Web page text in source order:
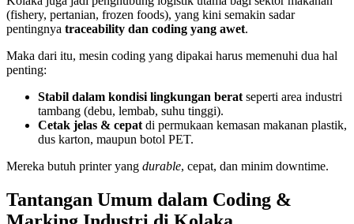
(fishery, pertanian, frozen foods), yang kini semakin sadar
pentingnya traceability dan coding yang awet.
Maka dari itu, mesin coding yang dipakai harus memenuhi dua hal
penting:
Stabil dalam kondisi lingkungan berat seperti area industri
tambang (debu, lembab, suhu tinggi).
Cetak jelas & cepat di permukaan kemasan makanan plastik,
dus karton, maupun botol PET.
Mereka butuh printer yang durable, cepat, dan minim downtime.
Tantangan Umum dalam Coding &